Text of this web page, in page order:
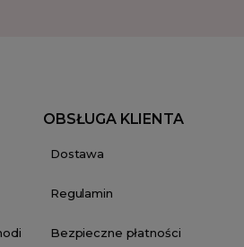
OBSŁUGA KLIENTA
Dostawa
Regulamin
Bezpieczne płatności